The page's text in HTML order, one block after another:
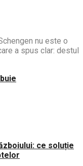
nu este o
a spus clar: destul